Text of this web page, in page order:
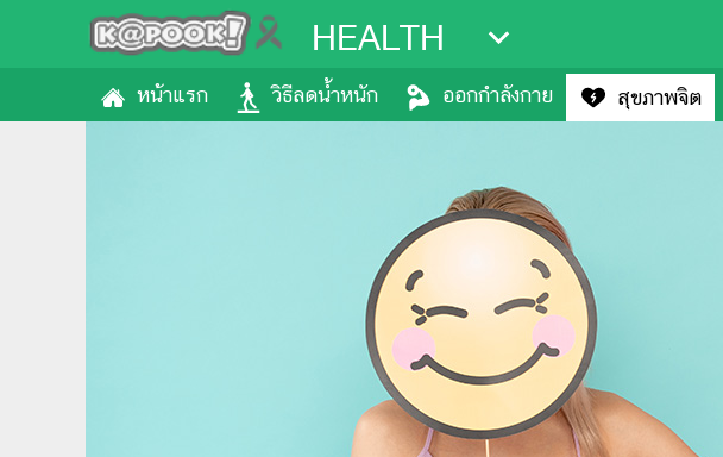
HEALTH
หน้าแรก วิธีลดน้ำหนัก ออกกำลังกาย สุขภาพจิต